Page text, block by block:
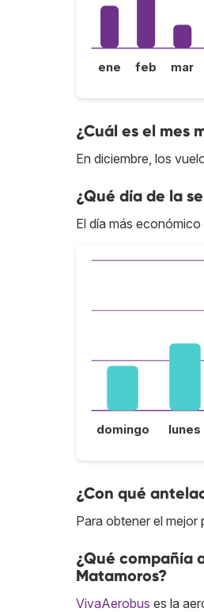
ene feb mar
¿Cuál es el mes
En diciembre, los
¿Qué día de la
El día más
domingo lunes
¿Con qué
Para obtener el
¿Qué compañía
Matamoros?
VivaAerobus es la